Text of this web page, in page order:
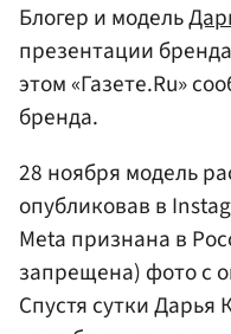
Блогер и модель
презентации
этом «Газете.Ru»
бренда.
28 ноября модель
опубликовав в
Meta признана в
запрещена) фото с
Спустя сутки